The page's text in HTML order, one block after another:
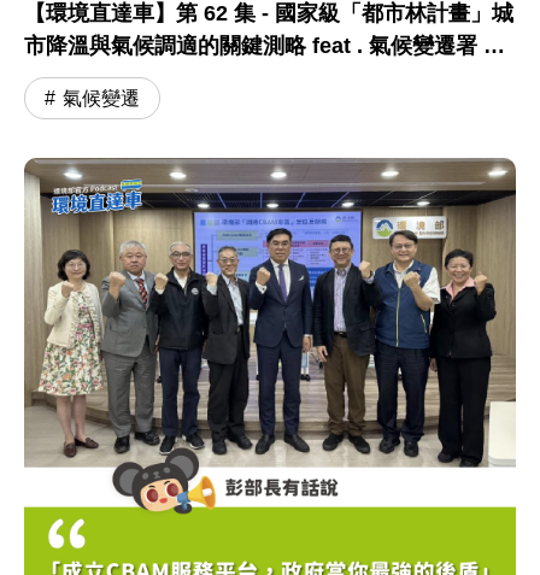
【環境直達車】第 62 集 - 國家級「都市林計畫」城
市降溫與氣候調適的關鍵測略 feat . 氣候變遷署 張
根穆副署長
氣候變遷